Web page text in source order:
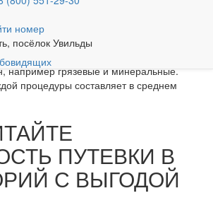
номер
посёлок Увильды
ванны и состава действующих
курс обычно включает 8–12
которые проводятся через день
одновременно использовать
например грязевые и минеральные.
процедуры составляет в среднем
ПУТЕВКИ В
С ВЫГОДОЙ